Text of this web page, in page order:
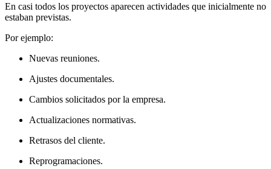
En casi todos los proyectos aparecen actividades que inicialmente no
estaban previstas.
Por ejemplo:
Nuevas reuniones.
Ajustes documentales.
Cambios solicitados por la empresa.
Actualizaciones normativas.
Retrasos del cliente.
Reprogramaciones.